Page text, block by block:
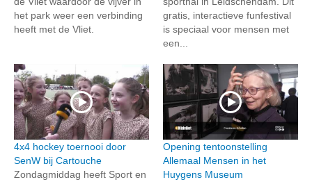
het park weer een verbinding
heeft met de Vliet.
gratis, interactieve funfestival
is speciaal voor mensen met
een...
4x4 hockey toernooi door
SenW bij Cartouche
Zondagmiddag heeft Sport en
Opening tentoonstelling
Allemaal Mensen in het
Huygens Museum